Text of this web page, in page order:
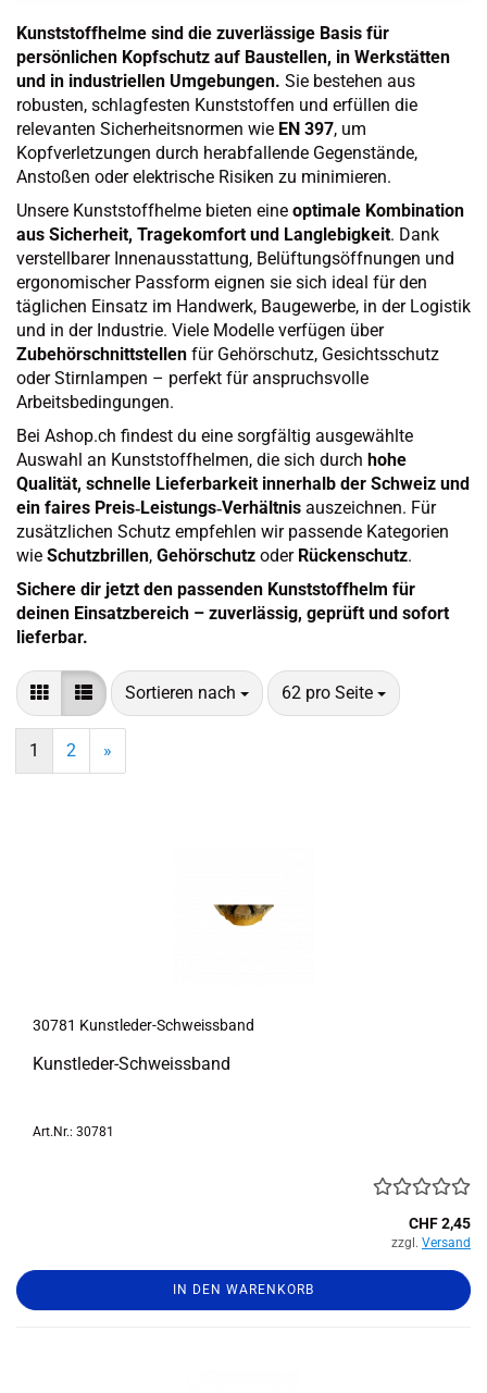
Kunststoffhelme sind die zuverlässige Basis für
persönlichen Kopfschutz auf Baustellen, in Werkstätten
und in industriellen Umgebungen. Sie bestehen aus
robusten, schlagfesten Kunststoffen und erfüllen die
relevanten Sicherheitsnormen wie EN 397, um
Kopfverletzungen durch herabfallende Gegenstände,
Anstoßen oder elektrische Risiken zu minimieren.
Unsere Kunststoffhelme bieten eine optimale Kombination
aus Sicherheit, Tragekomfort und Langlebigkeit. Dank
verstellbarer Innenausstattung, Belüftungsöffnungen und
ergonomischer Passform eignen sie sich ideal für den
täglichen Einsatz im Handwerk, Baugewerbe, in der Logistik
und in der Industrie. Viele Modelle verfügen über
Zubehörschnittstellen für Gehörschutz, Gesichtsschutz
oder Stirnlampen – perfekt für anspruchsvolle
Arbeitsbedingungen.
Bei Ashop.ch findest du eine sorgfältig ausgewählte
Auswahl an Kunststoffhelmen, die sich durch hohe
Qualität, schnelle Lieferbarkeit innerhalb der Schweiz und
ein faires Preis‑Leistungs‑Verhältnis auszeichnen. Für
zusätzlichen Schutz empfehlen wir passende Kategorien
wie Schutzbrillen, Gehörschutz oder Rückenschutz.
Sichere dir jetzt den passenden Kunststoffhelm für
deinen Einsatzbereich – zuverlässig, geprüft und sofort
lieferbar.
Sortieren nach
Sortieren nach 62 pro Seite
pro Seite
1 2 »
30781 Kunstleder-​​Schweiss­band
Kunstleder-​Schweissband
Art.Nr.: 30781
CHF 2,45
zzgl. Versand
IN DEN WARENKORB